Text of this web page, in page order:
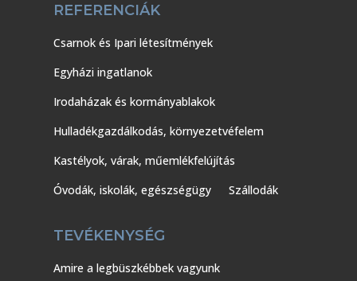
REFERENCIÁK
Csarnok és Ipari létesítmények
Egyházi ingatlanok
Irodaházak és kormányablakok
Hulladékgazdálkodás, környezetvéfelem
Kastélyok, várak, műemlékfelújítás
Óvodák, iskolák, egészségügy
Szállodák
TEVÉKENYSÉG
Amire a legbüszkébbek vagyunk